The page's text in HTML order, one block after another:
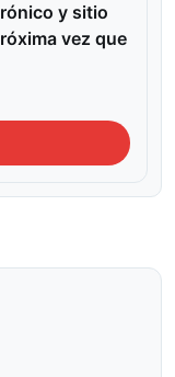
y sitio
vez que